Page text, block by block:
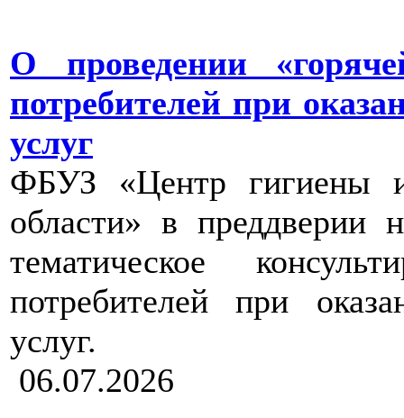
О проведении
потребителей при
услуг
ФБУЗ «Центр гигиены
области» в преддверии
тематическое
потребителей при
услуг.
06.07.2026